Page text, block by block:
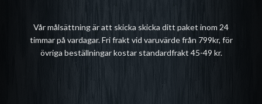
Vår målsättning är att skicka skicka ditt paket inom 24
timmar på vardagar. Fri frakt vid varuvärde från 799kr, för
övriga beställningar kostar standardfrakt 45-49 kr.